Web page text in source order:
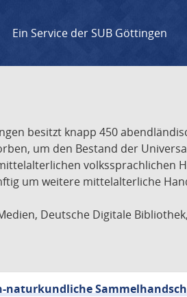
Ein Service der SUB Göttingen
besitzt knapp 450
um den Bestand der
volkssprachlichen
um weitere mittelalterliche
Deutsche Digitale
naturkundliche